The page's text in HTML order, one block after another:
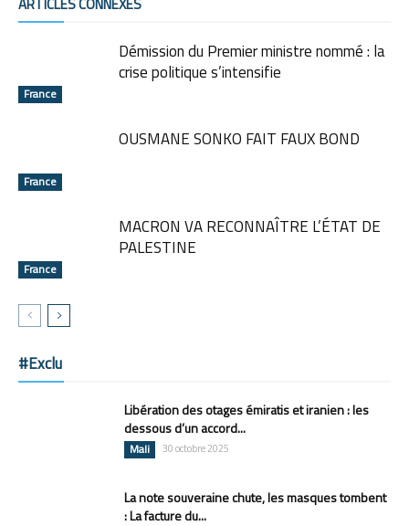
France
Démission du Premier ministre nommé : la
crise politique s’intensifie
France
OUSMANE SONKO FAIT FAUX BOND
France
MACRON VA RECONNAÎTRE L’ÉTAT DE
PALESTINE
#Exclu
Libération des otages émiratis et iranien : les
dessous d’un accord...
Mali 30 octobre 2025
La note souveraine chute, les masques tombent
: La facture du...